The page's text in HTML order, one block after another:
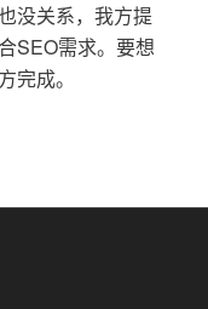
没关系，我方提
SEO需求。要想
完成。